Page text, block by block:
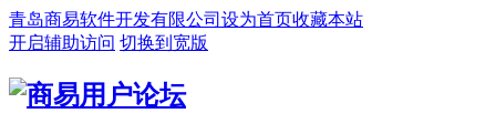
青岛商易软件开发有限公司 设为首页收藏本站
开启辅助访问 切换到宽版